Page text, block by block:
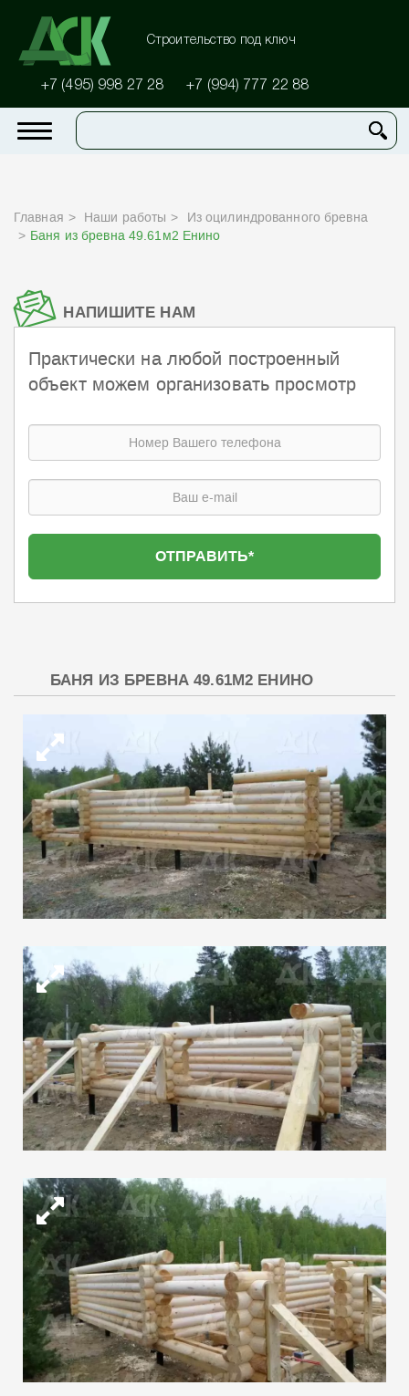
Строительство под ключ
+7 (495) 998 27 28 +7 (994) 777 22 88
Главная Наши работы
Из оцилиндрованного бревна
Баня из бревна 49.61м2 Енино
НАПИШИТЕ НАМ
Практически на любой построенный
объект можем организовать просмотр
БАНЯ ИЗ БРЕВНА 49.61М2 ЕНИНО